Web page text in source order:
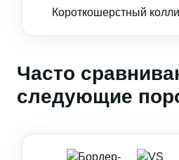
Короткошерстный колли
Часто
следующие